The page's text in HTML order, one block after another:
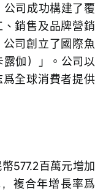
司成功構建了覆
銷售及品牌營銷
司創立了國際魚
露伽）」。公司以
全球消費者提供
577.2百萬元增加
複合年增長率爲